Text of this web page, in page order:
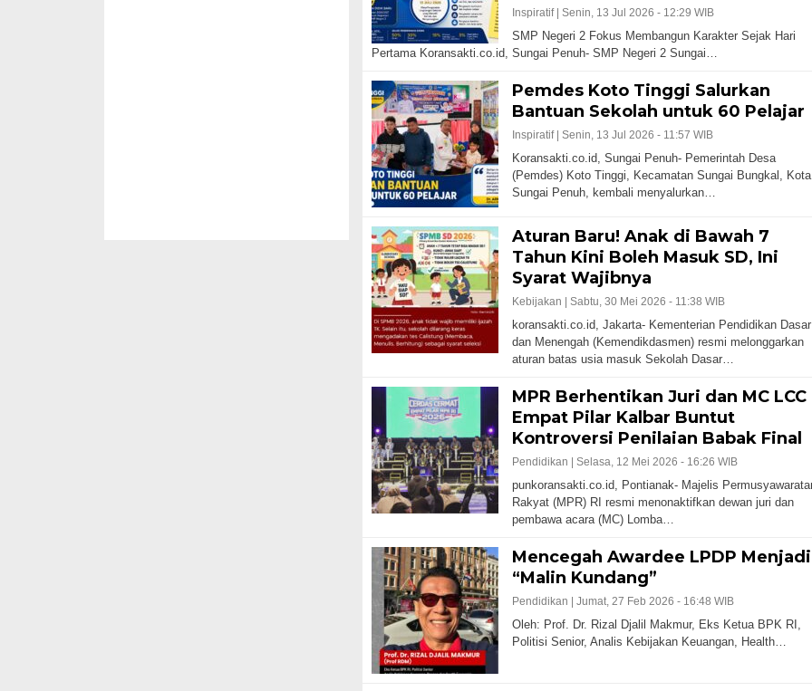
Inspiratif | Senin, 13 Jul 2026 - 12:29 WIB
SMP Negeri 2 Fokus Membangun Karakter Sejak Hari
Pertama Koransakti.co.id, Sungai Penuh- SMP Negeri 2 Sungai…
Pemdes Koto Tinggi Salurkan
Bantuan Sekolah untuk 60 Pelajar
Inspiratif | Senin, 13 Jul 2026 - 11:57 WIB
Koransakti.co.id, Sungai Penuh- Pemerintah Desa
(Pemdes) Koto Tinggi, Kecamatan Sungai Bungkal, Kota
Sungai Penuh, kembali menyalurkan…
Aturan Baru! Anak di Bawah 7
Tahun Kini Boleh Masuk SD, Ini
Syarat Wajibnya
Kebijakan | Sabtu, 30 Mei 2026 - 11:38 WIB
koransakti.co.id, Jakarta- Kementerian Pendidikan Dasar
dan Menengah (Kemendikdasmen) resmi melonggarkan
aturan batas usia masuk Sekolah Dasar…
MPR Berhentikan Juri dan MC LCC
Empat Pilar Kalbar Buntut
Kontroversi Penilaian Babak Final
Pendidikan | Selasa, 12 Mei 2026 - 16:26 WIB
punkoransakti.co.id, Pontianak- Majelis
Rakyat (MPR) RI resmi menonaktifkan dewan juri dan
pembawa acara (MC) Lomba…
Mencegah Awardee LPDP Menjadi
“Malin Kundang”
Pendidikan | Jumat, 27 Feb 2026 - 16:48 WIB
Oleh: Prof. Dr. Rizal Djalil Makmur, Eks Ketua BPK RI,
Politisi Senior, Analis Kebijakan Keuangan, Health…